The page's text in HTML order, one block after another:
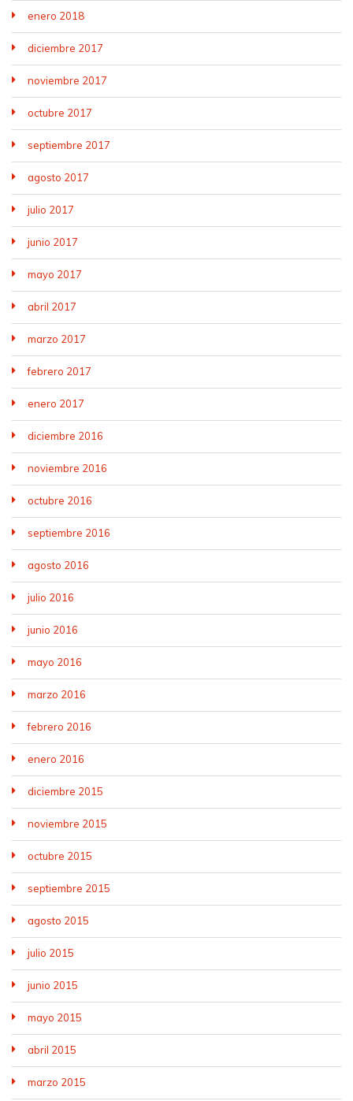
enero 2018
diciembre 2017
noviembre 2017
octubre 2017
septiembre 2017
agosto 2017
julio 2017
junio 2017
mayo 2017
abril 2017
marzo 2017
febrero 2017
enero 2017
diciembre 2016
noviembre 2016
octubre 2016
septiembre 2016
agosto 2016
julio 2016
junio 2016
mayo 2016
marzo 2016
febrero 2016
enero 2016
diciembre 2015
noviembre 2015
octubre 2015
septiembre 2015
agosto 2015
julio 2015
junio 2015
mayo 2015
abril 2015
marzo 2015